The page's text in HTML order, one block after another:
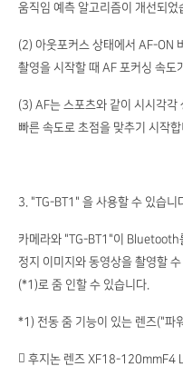
움직임 예측 알고리즘이 개선되었
(2) 아웃포커스 상태에서 AF-ON
촬영을 시작할 때 AF 포커싱 속도
(3) AF는 스포츠와 같이 시시각각
빠른 속도로 초점을 맞추기 시작합
3. "TG-BT1" 을 사용할 수 있습니
카메라와 "TG-BT1"이 Bluetooth
정지 이미지와 동영상을 촬영할
(*1)로 줌 인할 수 있습니다.
*1) 전동 줌 기능이 있는 렌즈("파
 후지논 렌즈 XF18-120mmF4